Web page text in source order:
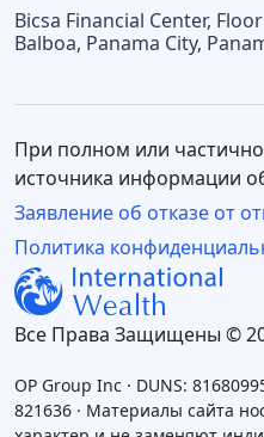
Bicsa Financial Center,
Balboa, Panama City,
Все Права Защищены ©
Политика
При полном или
источника информации
Заявление об отказе от
OP Group Inc · DUNS:
821636 · Материалы сайта